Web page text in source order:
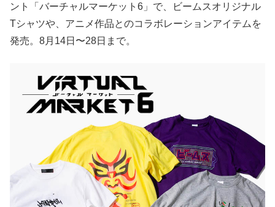
ント「バーチャルマーケット6」で、ビームスオリジナル
Tシャツや、アニメ作品とのコラボレーションアイテムを
発売。8月14日〜28日まで。